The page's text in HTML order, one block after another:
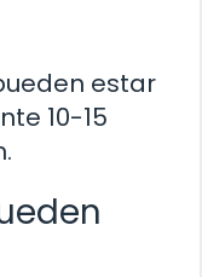
estar
10-15